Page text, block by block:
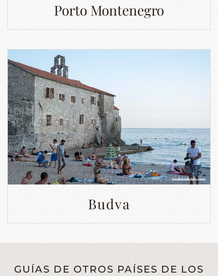
Porto Montenegro
Budva
GUÍAS DE OTROS PAÍSES DE LOS